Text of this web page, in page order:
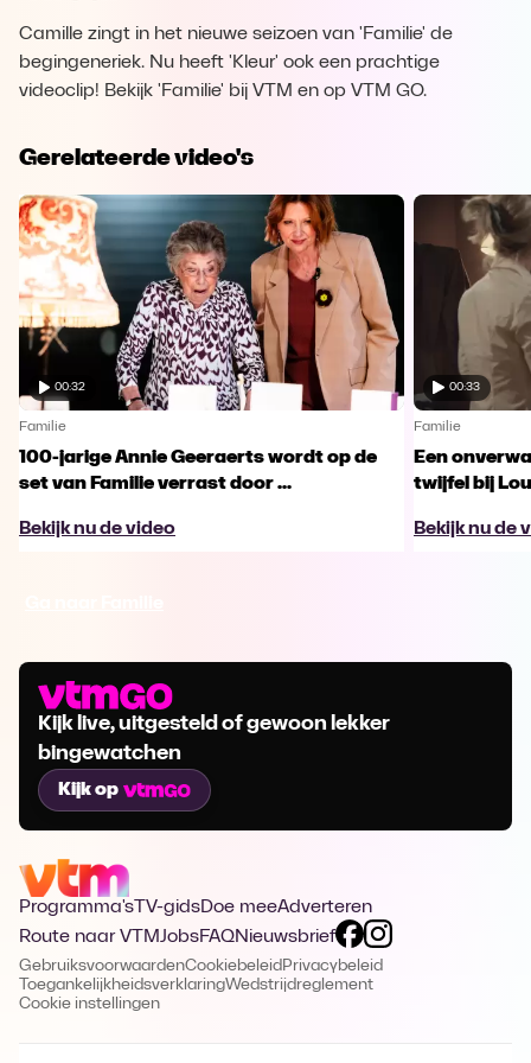
Camille zingt in het nieuwe seizoen van 'Familie' de
begingeneriek. Nu heeft 'Kleur' ook een prachtige
videoclip! Bekijk 'Familie' bij VTM en op VTM GO.
Gerelateerde video's
00:32
Familie
100-jarige Annie Geeraerts wordt op de
set van Familie verrast door ...
Bekijk nu de video
00:33
Familie
Een
twijfel bij
Bekijk nu de
Kijk live, uitgesteld of gewoon lekker
bingewatchen
Kijk op
Programma's TV-gidsDoe meeAdverteren
Route naar VTMJobsFAQNieuwsbrief
GebruiksvoorwaardenCookiebeleid Privacybeleid
ToegankelijkheidsverklaringWedstrijdreglement
Cookie instellingen